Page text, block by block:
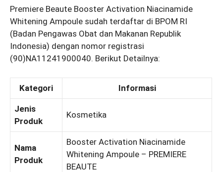
Premiere Beaute Booster Activation Niacinamide
Whitening Ampoule sudah terdaftar di BPOM RI
(Badan Pengawas Obat dan Makanan Republik
Indonesia) dengan nomor registrasi
(90)NA11241900040. Berikut Detailnya:
Kategori Informasi
Jenis
Produk
Kosmetika
Nama
Produk
Booster Activation Niacinamide
Whitening Ampoule – PREMIERE
BEAUTE